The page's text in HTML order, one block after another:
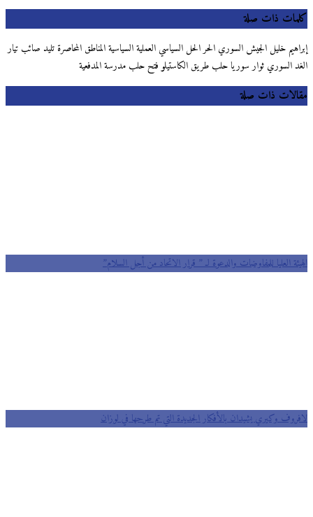
كلمات ذات صلة
إبراهيم خليل الجيش السوري الحر الحل السياسي العملية السياسية المناطق المحاصرة تليد صائب تيار
الغد السوري ثوار سوريا حلب طريق الكاستيلو فتح حلب مدرسة المدفعية
مقالات ذات صلة
الهيئة العليا للمفاوضات والدعوة لـ ” قرار الاتحاد من أجل السلام”
لافروف وكيري يشيدان بالأفكار الجديدة التي تم طرحها في لوزان